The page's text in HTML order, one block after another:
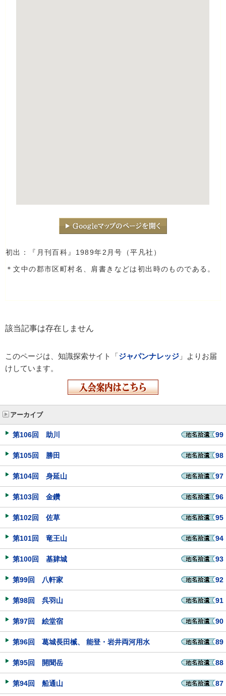
初出：『月刊百科』1989年2月号（平凡社）
＊文中の郡市区町村名、肩書きなどは初出時のものである。
該当記事は存在しません
このページは、知識探索サイト「ジャパンナレッジ 」よりお届
けしています。
アーカイブ
第106回 助川 99
第105回 勝田 98
第104回 身延山 97
第103回 金鑽 96
第102回 佐草 95
第101回 竜王山 94
第100回 基肄城 93
第99回 八軒家 92
第98回 呉羽山 91
第97回 絵堂宿 90
第96回 葛城長田楲、 能登・岩井両河用水 89
第95回 開聞岳 88
第94回 船通山 87